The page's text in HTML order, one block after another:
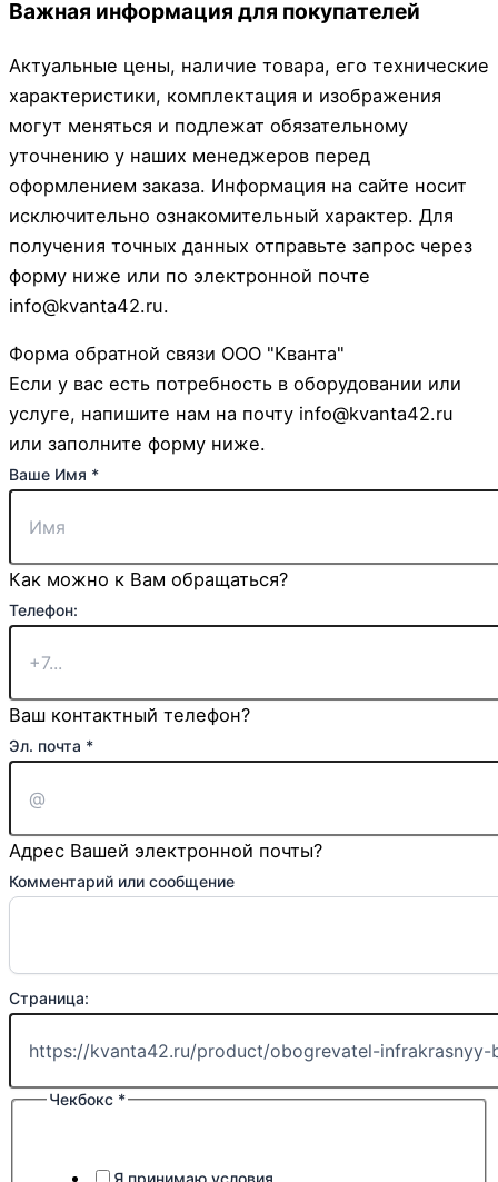
Важная информация для покупателей
Актуальные цены, наличие товара, его технические
характеристики, комплектация и изображения
могут меняться и подлежат обязательному
уточнению у наших менеджеров перед
оформлением заказа. Информация на сайте носит
исключительно ознакомительный характер. Для
получения точных данных отправьте запрос через
форму ниже или по электронной почте
info@kvanta42.ru.
Форма обратной связи ООО "Кванта"
Если у вас есть потребность в оборудовании или
услуге, напишите нам на почту info@kvanta42.ru
или заполните форму ниже.
Ваше Имя *
Как можно к Вам обращаться?
Телефон:
Ваш контактный телефон?
Эл. почта *
Адрес Вашей электронной почты?
Комментарий или сообщение
Чекбокс
Страница:
Страница:
Чекбокс *
Я принимаю условия.